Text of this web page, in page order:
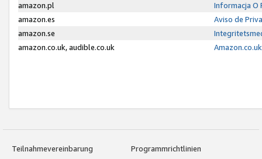
amazon.pl
Informacja O
amazon.es
Aviso de
amazon.se
amazon.co.uk, audible.co.uk
Teilnahmevereinbarung
Programmrichtlinien